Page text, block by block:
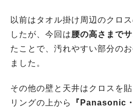
以前はタオル掛け周辺のクロ
したが、今回は腰の高さまで
たことで、汚れやすい部分の
ました。
その他の壁と天井はクロスを
リングの上から
『Panasonic